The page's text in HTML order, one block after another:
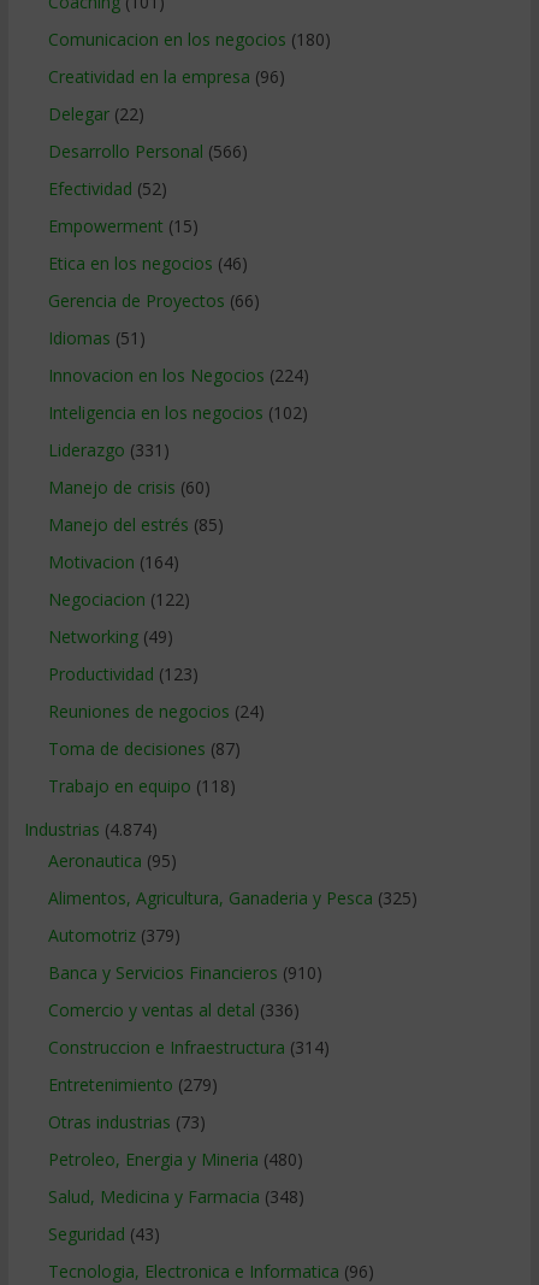
Comunicacion en los negocios (180)
Creatividad en la empresa (96)
Delegar(22)
Desarrollo Personal (566)
Efectividad (52)
Empowerment (15)
Etica en los negocios (46)
Gerencia de Proyectos (66)
Idiomas (51)
Innovacion en los Negocios (224)
Inteligencia en los negocios (102)
Liderazgo (331)
Manejo de crisis (60)
Manejo del estrés (85)
Motivacion (164)
Negociacion (122)
Networking(49)
Productividad (123)
Reuniones de negocios (24)
Toma de decisiones (87)
Trabajo en equipo (118)
Industrias (4.874)
Aeronautica (95)
Alimentos, Agricultura, Ganaderia y Pesca (325)
Automotriz(379)
Banca y Servicios Financieros (910)
Comercio y ventas al detal (336)
Construccion e Infraestructura (314)
Entretenimiento (279)
Otras industrias (73)
Petroleo, Energia y Mineria (480)
Salud, Medicina y Farmacia (348)
Seguridad (43)
Tecnologia, Electronica e Informatica (96)